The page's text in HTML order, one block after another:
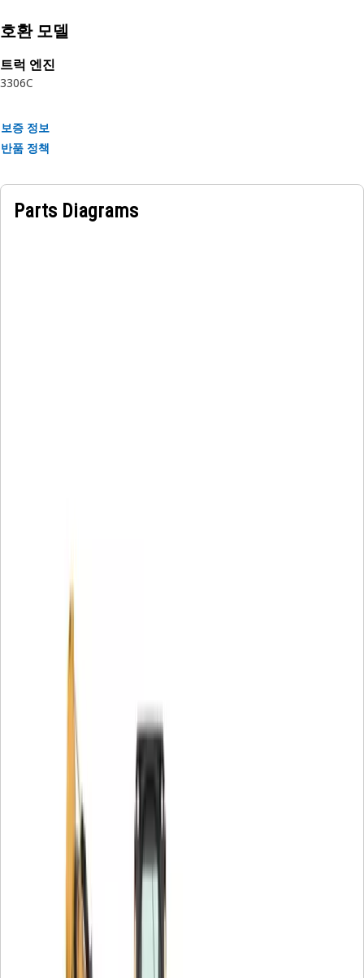
작업:
유체 시스템의 무결성을 유지하는 데 사용됩니다.
호환 모델
트럭 엔진
3306C
보증 정보
반품 정책
Parts Diagrams